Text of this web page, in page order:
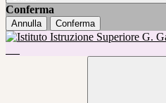
Conferma
Annulla Conferma